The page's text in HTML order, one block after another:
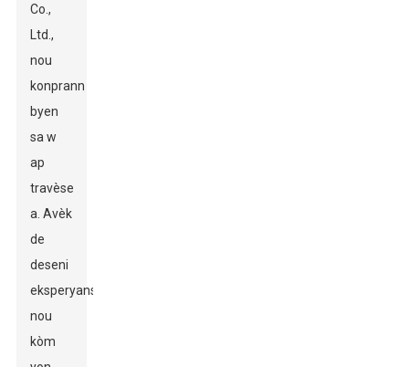
Co.,
Ltd.,
nou
konprann
byen
sa w
ap
travèse
a. Avèk
de
deseni
eksperyans
nou
kòm